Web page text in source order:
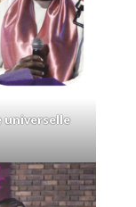
universelle